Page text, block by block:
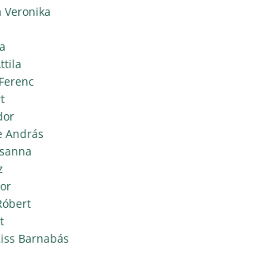
Veronika
András
Barnabás